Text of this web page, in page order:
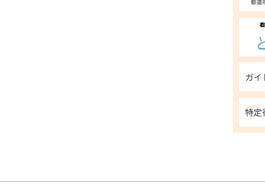
ガイ
特定